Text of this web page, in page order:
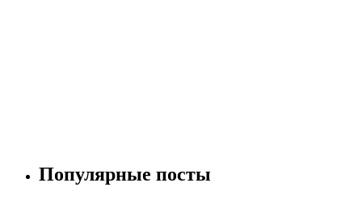
Популярные посты